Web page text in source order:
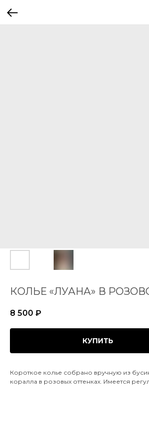
КОЛЬЕ «ЛУАНА» В
8 500 ₽
КУПИТЬ
Короткое колье собрано вручную из
коралла в розовых оттенках. Имеется